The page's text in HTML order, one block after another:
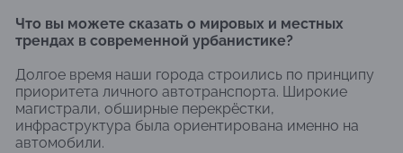
Что вы можете сказать о мировых и местных
трендах в современной урбанистике?
Долгое время наши города строились по принципу
приоритета личного автотранспорта. Широкие
магистрали, обширные перекрёстки,
инфраструктура была ориентирована именно на
автомобили.